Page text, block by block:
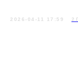
2026-04-11 17:59